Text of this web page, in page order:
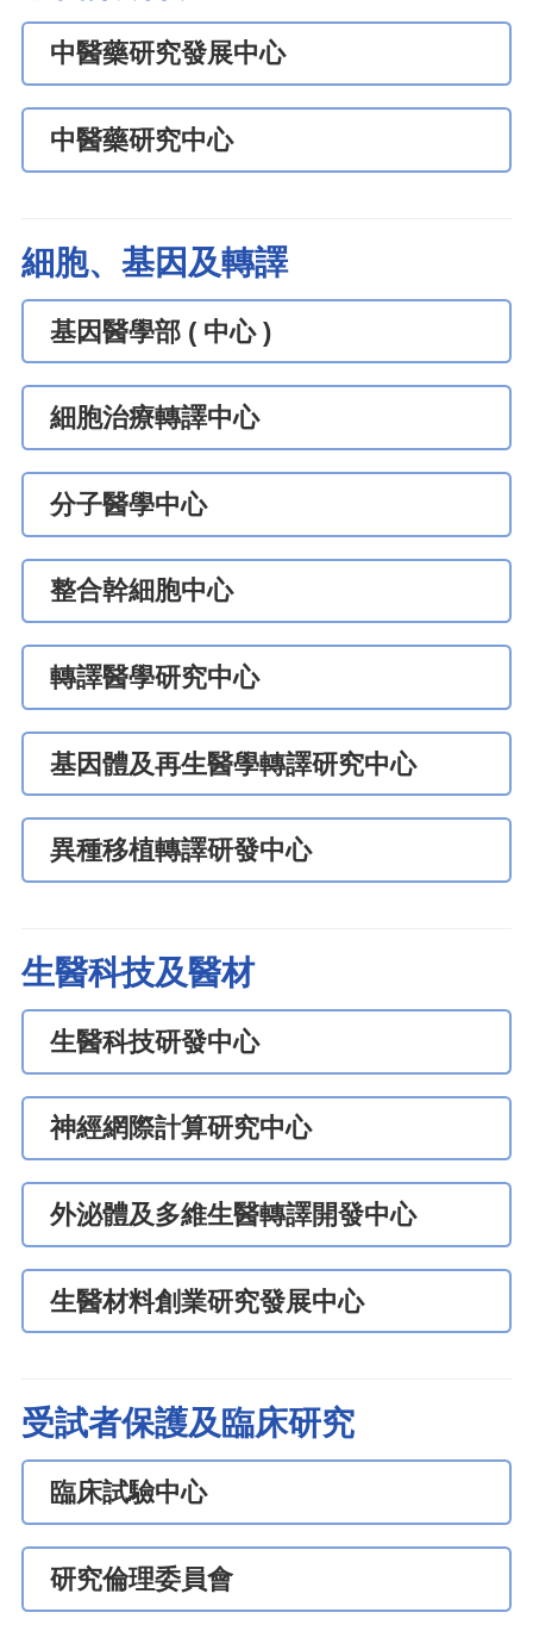
中醫藥研究發展中心
中醫藥研究中心
細胞、基因及轉譯
基因醫學部 ( 中心 )
細胞治療轉譯中心
分子醫學中心
整合幹細胞中心
轉譯醫學研究中心
基因體及再生醫學轉譯研究中心
異種移植轉譯研發中心
生醫科技及醫材
生醫科技研發中心
神經網際計算研究中心
外泌體及多維生醫轉譯開發中心
生醫材料創業研究發展中心
受試者保護及臨床研究
臨床試驗中心
研究倫理委員會